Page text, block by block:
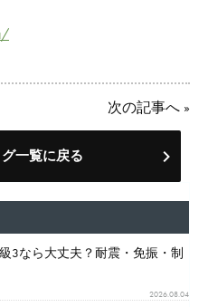
次の記事へ »
一覧に戻る
3なら大丈夫？耐震・免振・制
2026.08.04